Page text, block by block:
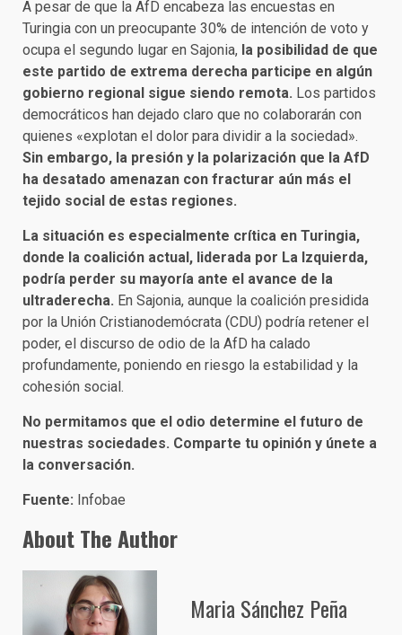
A pesar de que la AfD encabeza las encuestas en
Turingia con un preocupante 30% de intención de voto y
ocupa el segundo lugar en Sajonia, la posibilidad de que
este partido de extrema derecha participe en algún
gobierno regional sigue siendo remota. Los partidos
democráticos han dejado claro que no colaborarán con
quienes «explotan el dolor para dividir a la sociedad».
Sin embargo, la presión y la polarización que la AfD
ha desatado amenazan con fracturar aún más el
tejido social de estas regiones.
La situación es especialmente crítica en Turingia,
donde la coalición actual, liderada por La Izquierda,
podría perder su mayoría ante el avance de la
ultraderecha. En Sajonia, aunque la coalición presidida
por la Unión Cristianodemócrata (CDU) podría retener el
poder, el discurso de odio de la AfD ha calado
profundamente, poniendo en riesgo la estabilidad y la
cohesión social.
No permitamos que el odio determine el futuro de
nuestras sociedades. Comparte tu opinión y únete a
la conversación.
Fuente: Infobae
About The Author
Maria Sánchez Peña